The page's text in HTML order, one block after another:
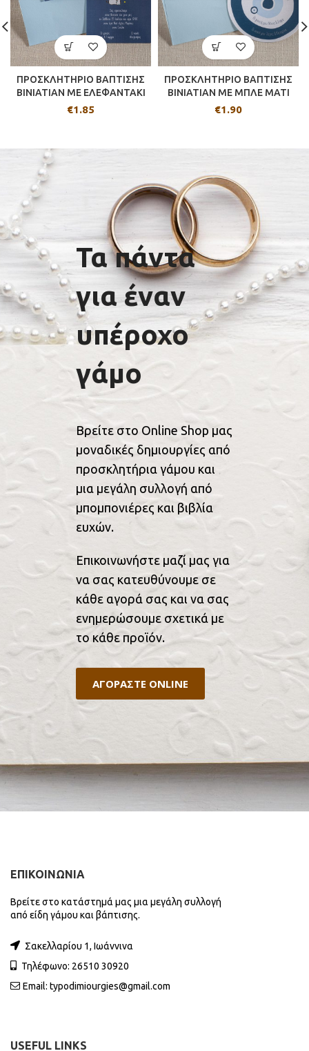
ΠΡΟΣΚΛΗΤΗΡΙΟ ΒΑΠΤΙΣΗΣ
BINIATIAN ΜΕ ΕΛΕΦΑΝΤΑΚΙ
€1.85
ΠΡΟΣΚΛΗΤΗΡΙΟ ΒΑΠΤΙΣΗΣ
BINIATIAN ΜΕ ΜΠΛΕ ΜΑΤΙ
€1.90
Τα πάντα
για έναν
υπέροχο
γάμο
Βρείτε στο Online Shop μας
μοναδικές δημιουργίες από
προσκλητήρια γάμου και
μια μεγάλη συλλογή από
μπομπονιέρες και βιβλία
ευχών.
Επικοινωνήστε μαζί μας για
να σας κατευθύνουμε σε
κάθε αγορά σας και να σας
ενημερώσουμε σχετικά με
το κάθε προϊόν.
ΑΓΟΡΑΣΤΕ ONLINE
ΕΠΙΚΟΙΝΩΝΙΑ
Βρείτε στο κατάστημά μας μια μεγάλη συλλογή
από είδη γάμου και βάπτισης.
Σακελλαρίου 1, Ιωάννινα
Τηλέφωνο: 26510 30920
Email: typodimiourgies@gmail.com
USEFUL LINKS